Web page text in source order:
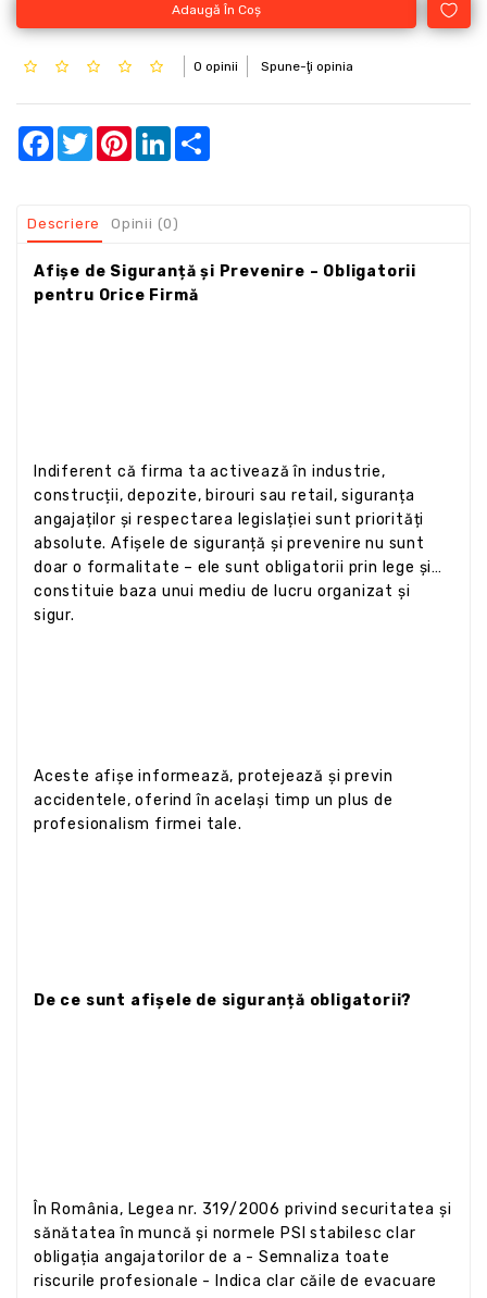
Adaugă În Coş
0 opinii Spune-ţi opinia
Facebook
TwitterPinterestLinkedIn
Descriere Opinii (0)
Afișe de Siguranță și Prevenire – Obligatorii
pentru Orice Firmă
Indiferent că firma ta activează în industrie,
construcții, depozite, birouri sau retail, siguranța
angajaților și respectarea legislației sunt priorități
absolute. Afișele de siguranță și prevenire nu sunt
doar o formalitate – ele sunt obligatorii prin lege și
constituie baza unui mediu de lucru organizat și
sigur.
Aceste afișe informează, protejează și previn
accidentele, oferind în același timp un plus de
profesionalism firmei tale.
De ce sunt afișele de siguranță obligatorii?
În România, Legea nr. 319/2006 privind securitatea și
sănătatea în muncă și normele PSI stabilesc clar
obligația angajatorilor de a - Semnaliza toate
riscurile profesionale - Indica clar căile de evacuare